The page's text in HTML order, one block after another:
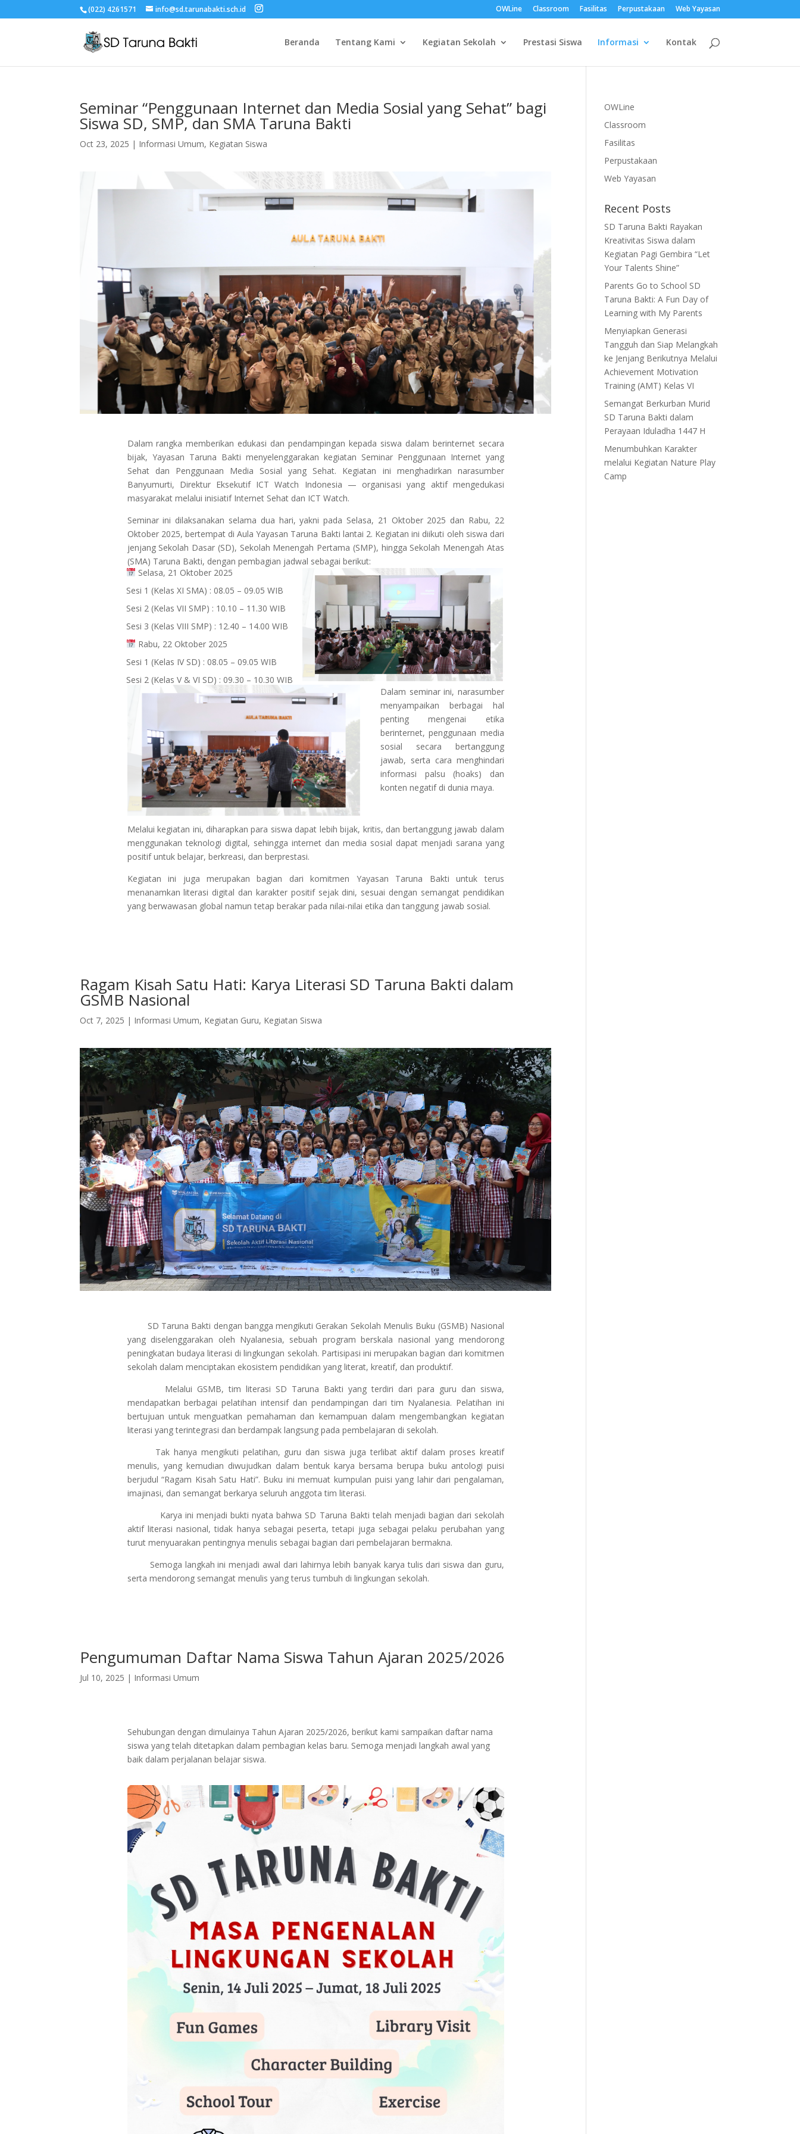
(022) 4261571 info@sd.tarunabakti.sch.id OWLine Classroom Fasilitas Perpustakaan Web Yayasan
Beranda Tentang Kami Kegiatan Sekolah Prestasi Siswa Informasi Kontak
Seminar “Penggunaan Internet dan Media Sosial yang Sehat” bagi
Siswa SD, SMP, dan SMA Taruna Bakti
Oct 23, 2025 | Informasi Umum, Kegiatan Siswa
Dalam rangka memberikan edukasi dan pendampingan kepada siswa dalam berinternet secara
bijak, Yayasan Taruna Bakti menyelenggarakan kegiatan Seminar Penggunaan Internet yang
Sehat dan Penggunaan Media Sosial yang Sehat. Kegiatan ini menghadirkan narasumber
Banyumurti, Direktur Eksekutif ICT Watch Indonesia — organisasi yang aktif mengedukasi
masyarakat melalui inisiatif Internet Sehat dan ICT Watch.
Seminar ini dilaksanakan selama dua hari, yakni pada Selasa, 21 Oktober 2025 dan Rabu, 22
Oktober 2025, bertempat di Aula Yayasan Taruna Bakti lantai 2. Kegiatan ini diikuti oleh siswa dari
jenjang Sekolah Dasar (SD), Sekolah Menengah Pertama (SMP), hingga Sekolah Menengah Atas
(SMA) Taruna Bakti, dengan pembagian jadwal sebagai berikut:
Selasa, 21 Oktober 2025
Sesi 1 (Kelas XI SMA) : 08.05 – 09.05 WIB
Sesi 2 (Kelas VII SMP) : 10.10 – 11.30 WIB
Sesi 3 (Kelas VIII SMP) : 12.40 – 14.00 WIB
Rabu, 22 Oktober 2025
Sesi 1 (Kelas IV SD) : 08.05 – 09.05 WIB
Sesi 2 (Kelas V & VI SD) : 09.30 – 10.30 WIB
Dalam seminar ini, narasumber
menyampaikan berbagai hal
penting mengenai etika
berinternet, penggunaan media
sosial secara bertanggung
jawab, serta cara menghindari
informasi palsu (hoaks) dan
konten negatif di dunia maya.
Melalui kegiatan ini, diharapkan para siswa dapat lebih bijak, kritis, dan bertanggung jawab dalam
menggunakan teknologi digital, sehingga internet dan media sosial dapat menjadi sarana yang
positif untuk belajar, berkreasi, dan berprestasi.
Kegiatan ini juga merupakan bagian dari komitmen Yayasan Taruna Bakti untuk terus
menanamkan literasi digital dan karakter positif sejak dini, sesuai dengan semangat pendidikan
yang berwawasan global namun tetap berakar pada nilai-nilai etika dan tanggung jawab sosial.
Ragam Kisah Satu Hati: Karya Literasi SD Taruna Bakti dalam
GSMB Nasional
Oct 7, 2025 | Informasi Umum, Kegiatan Guru, Kegiatan Siswa
SD Taruna Bakti dengan bangga mengikuti Gerakan Sekolah Menulis Buku (GSMB) Nasional
yang diselenggarakan oleh Nyalanesia, sebuah program berskala nasional yang mendorong
peningkatan budaya literasi di lingkungan sekolah. Partisipasi ini merupakan bagian dari komitmen
sekolah dalam menciptakan ekosistem pendidikan yang literat, kreatif, dan produktif.
Melalui GSMB, tim literasi SD Taruna Bakti yang terdiri dari para guru dan siswa,
mendapatkan berbagai pelatihan intensif dan pendampingan dari tim Nyalanesia. Pelatihan ini
bertujuan untuk menguatkan pemahaman dan kemampuan dalam mengembangkan kegiatan
literasi yang terintegrasi dan berdampak langsung pada pembelajaran di sekolah.
Tak hanya mengikuti pelatihan, guru dan siswa juga terlibat aktif dalam proses kreatif
menulis, yang kemudian diwujudkan dalam bentuk karya bersama berupa buku antologi puisi
berjudul “Ragam Kisah Satu Hati”. Buku ini memuat kumpulan puisi yang lahir dari pengalaman,
imajinasi, dan semangat berkarya seluruh anggota tim literasi.
Karya ini menjadi bukti nyata bahwa SD Taruna Bakti telah menjadi bagian dari sekolah
aktif literasi nasional, tidak hanya sebagai peserta, tetapi juga sebagai pelaku perubahan yang
turut menyuarakan pentingnya menulis sebagai bagian dari pembelajaran bermakna.
Semoga langkah ini menjadi awal dari lahirnya lebih banyak karya tulis dari siswa dan guru,
serta mendorong semangat menulis yang terus tumbuh di lingkungan sekolah.
Pengumuman Daftar Nama Siswa Tahun Ajaran 2025/2026
Jul 10, 2025 | Informasi Umum
Sehubungan dengan dimulainya Tahun Ajaran 2025/2026, berikut kami sampaikan daftar nama
siswa yang telah ditetapkan dalam pembagian kelas baru. Semoga menjadi langkah awal yang
baik dalam perjalanan belajar siswa.
OWLine
Classroom
Fasilitas
Perpustakaan
Web Yayasan
Recent Posts
SD Taruna Bakti Rayakan
Kreativitas Siswa dalam
Kegiatan Pagi Gembira “Let
Your Talents Shine”
Parents Go to School SD
Taruna Bakti: A Fun Day of
Learning with My Parents
Menyiapkan Generasi
Tangguh dan Siap Melangkah
ke Jenjang Berikutnya Melalui
Achievement Motivation
Training (AMT) Kelas VI
Semangat Berkurban Murid
SD Taruna Bakti dalam
Perayaan Iduladha 1447 H
Menumbuhkan Karakter
melalui Kegiatan Nature Play
Camp